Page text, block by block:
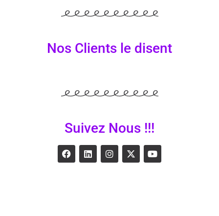
Nos Clients le disent
Suivez Nous !!!